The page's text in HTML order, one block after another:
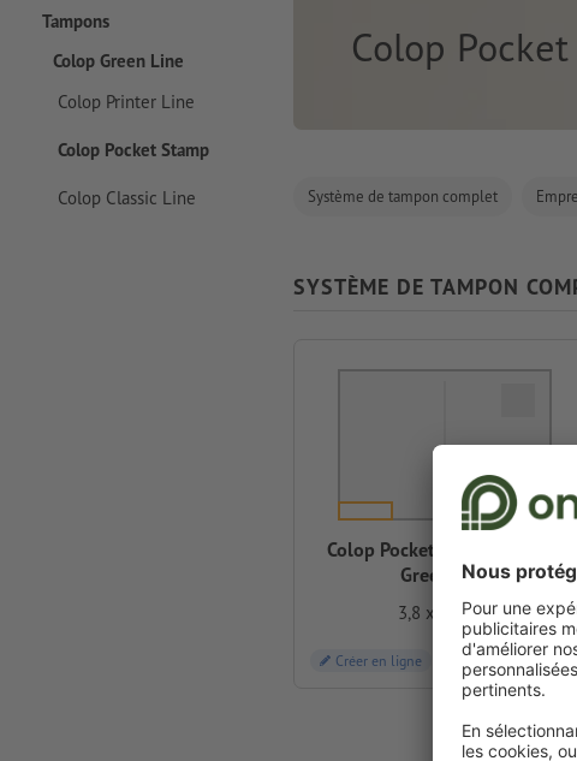
Tampons
Colop Green Line
Colop Printer Line
Colop Pocket Stamp
Colop Classic Line
Colop
Système de tampon complet
SYSTÈME DE TAMPON
Colop Pocket Stamp Plus 20
Green Line
3,8 x 1,4 cm
Créer en ligne